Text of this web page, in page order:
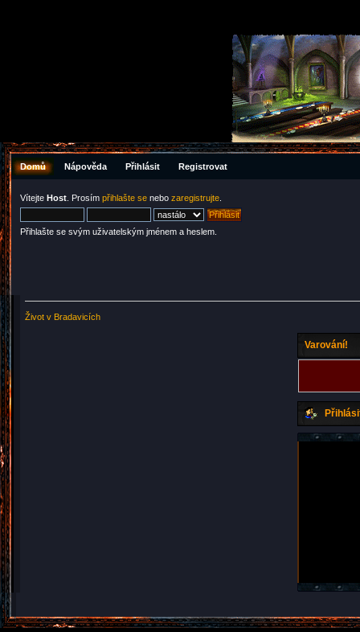
Domů Nápověda Přihlásit Registrovat
Vítejte Host . Prosím přihlašte se nebo zaregistrujte
Přihlašte se svým uživatelským jménem a heslem.
Život v Bradavicích
Varování!